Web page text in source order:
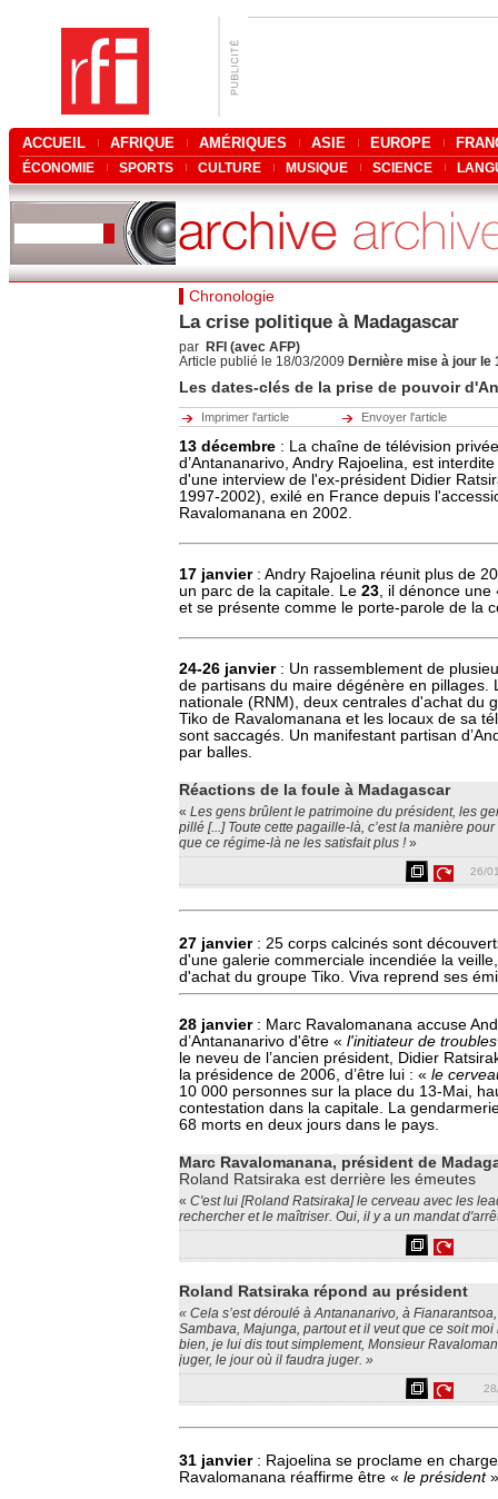
ACCUEIL AFRIQUE AMÉRIQUES ASIE EUROPE
ÉCONOMIE SPORTS CULTURE MUSIQUE SCIENCE
Chronologie
La crise politique à Madagascar
par RFI (avec AFP)
Article publié le 18/03/2009 Dernière mise à jour le
Les dates-clés de la prise de pouvoir
Imprimer l'article Envoyer l'article
13 décembre : La chaîne de télévision
d’Antananarivo, Andry Rajoelina, est
d'une interview de l'ex-président Didier
1997-2002), exilé en France depuis
Ravalomanana en 2002.
17 janvier : Andry Rajoelina réunit plus de
un parc de la capitale. Le 23, il dénonce
et se présente comme le porte-parole de la
24-26 janvier: Un rassemblement de
de partisans du maire dégénère en pillages.
nationale (RNM), deux centrales d'achat du
Tiko de Ravalomanana et les locaux de sa
sont saccagés. Un manifestant partisan
par balles.
Réactions de la foule à Madagascar
« Les gens brûlent le patrimoine du président, les
pillé [...] Toute cette pagaille-là, c’est la manière
que ce régime-là ne les satisfait plus ! »
26/
27 janvier: 25 corps calcinés sont
d'une galerie commerciale incendiée la
d'achat du groupe Tiko. Viva reprend ses
28 janvier: Marc Ravalomanana accuse
d’Antananarivo d'être « l'initiateur de
le neveu de l’ancien président, Didier
la présidence de 2006, d’être lui : « le
10 000 personnes sur la place du 13-Mai,
contestation dans la capitale. La
68 morts en deux jours dans le pays.
Marc Ravalomanana, président de
Roland Ratsiraka est derrière les émeutes
« C'est lui [Roland Ratsiraka] le cerveau avec les
rechercher et le maîtriser. Oui, il y a un mandat
Roland Ratsiraka répond au président
« Cela s’est déroulé à Antananarivo, à
Sambava, Majunga, partout et il veut que ce soit
bien, je lui dis tout simplement, Monsieur
juger, le jour où il faudra juger. »
31 janvier: Rajoelina se proclame en
Ravalomanana réaffirme être « le président